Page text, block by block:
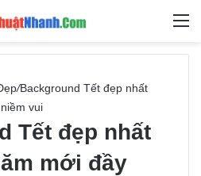
Tìm
/Background Tết đẹp nhất
vui
Tết đẹp nhất
mới đầy